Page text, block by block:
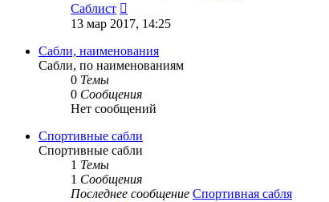
Саблист
к
сообщению
13 мар 2017, 14:25
Сабли, наименования
Сабли, по наименованиям
0 Темы
0 Сообщения
Нет сообщений
Спортивные сабли
Спортивные сабли
1 Темы
1 Сообщения
Последнее сообщение Спортивная сабля